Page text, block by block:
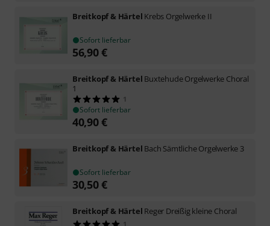
Breitkopf & Härtel Krebs Orgelwerke II
Sofort lieferbar
56,90€
Breitkopf & Härtel Buxtehude Orgelwerke Choral
1
1
Sofort lieferbar
40,90€
Breitkopf & Härtel Bach Sämtliche Orgelwerke 3
Sofort lieferbar
30,50€
Breitkopf & Härtel Reger Dreißig kleine Choral
1